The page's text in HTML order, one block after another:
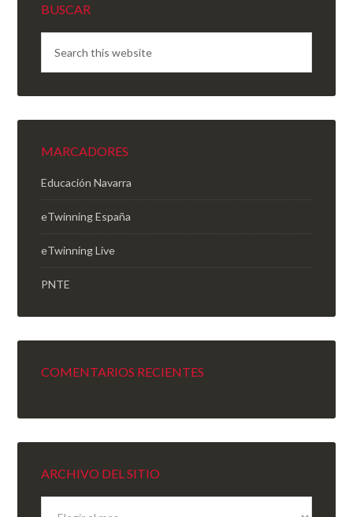
BUSCAR
MARCADORES
Educación Navarra
eTwinning España
eTwinning Live
PNTE
COMENTARIOS RECIENTES
ARCHIVO DEL SITIO